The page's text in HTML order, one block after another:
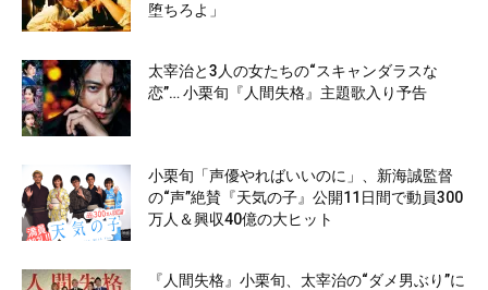
堕ちろよ」
太宰治と3人の女たちの“スキャンダラスな
恋”… 小栗旬『人間失格』主題歌入り予告
小栗旬「声優やればいいのに」、新海誠監督
の“声”絶賛『天気の子』公開11日間で動員300
万人＆興収40億の大ヒット
『人間失格』小栗旬、太宰治の“ダメ男ぶり”に